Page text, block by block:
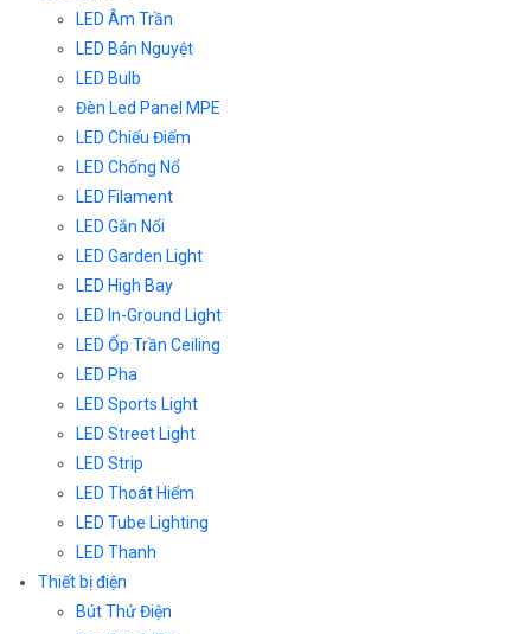
LED Âm Trần
LED Bán Nguyệt
LED Bulb
Đèn Led Panel MPE
LED Chiếu Điểm
LED Chống Nổ
LED Filament
LED Gắn Nổi
LED Garden Light
LED High Bay
LED In-Ground Light
LED Ốp Trần Ceiling
LED Pha
LED Sports Light
LED Street Light
LED Strip
LED Thoát Hiểm
LED Tube Lighting
LED Thanh
Thiết bị điện
Bút Thử Điện